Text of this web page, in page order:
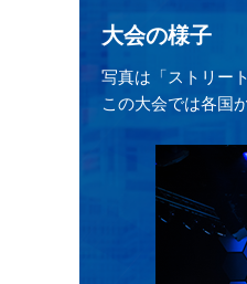
大会の様子
写真は「ストリー
この大会では各国